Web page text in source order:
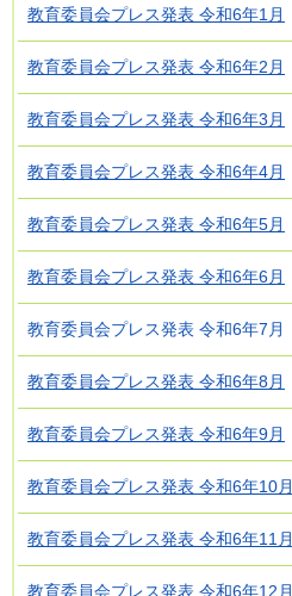
教育委員会プレス発表 令和6年1月
教育委員会プレス発表 令和6年2月
教育委員会プレス発表 令和6年3月
教育委員会プレス発表 令和6年4月
教育委員会プレス発表 令和6年5月
教育委員会プレス発表 令和6年6月
教育委員会プレス発表 令和6年7月
教育委員会プレス発表 令和6年8月
教育委員会プレス発表 令和6年9月
教育委員会プレス発表 令和6年10月
教育委員会プレス発表 令和6年11月
教育委員会プレス発表 令和6年12月